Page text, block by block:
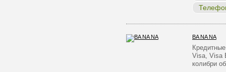
BA NA NA
Visa, Visa
колибри